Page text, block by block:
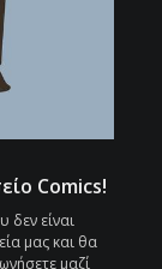
Comics!
δεν είναι
μας και θα
μαζί